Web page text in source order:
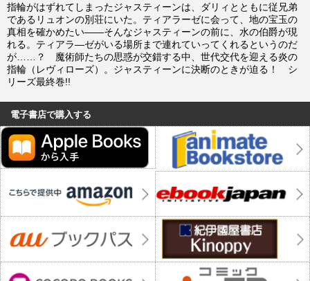
指輪がはずれてしまったジャスティーンは、ダリィとともに従兄弟
であるリュオンの別荘にいた。ティアラーゼに会って、地の宝玉の
真相を確かめたい――そんなジャスティーンの前に、水の伯爵が現
れる。ティアラ―ゼがいる場所まで連れていってくれるというのだ
が……？ 魔術師たちの思惑が交錯する中、世代交代を迎える炎の
指輪（レヴィローズ）。ジャスティーンに決断のときが迫る！ シ
リーズ最終巻!!
電子書店で購入する